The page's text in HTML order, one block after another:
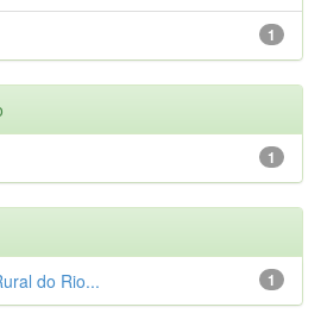
1
1
1
do Rio...